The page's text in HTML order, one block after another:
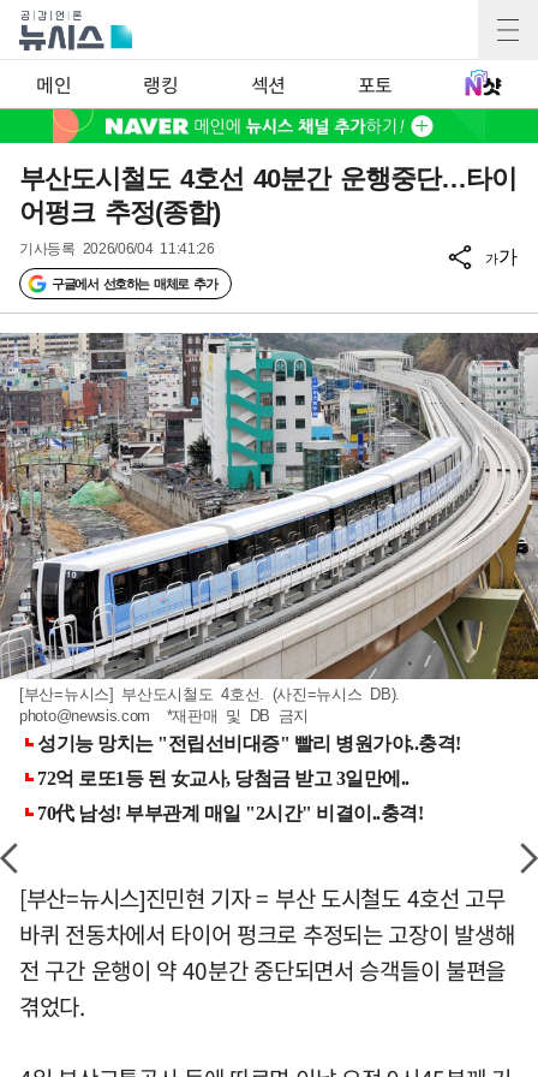
메인 랭킹 섹션 포토
부산도시철도 4호선 40분간 운행중단…타이
어펑크 추정(종합)
기사등록 2026/06/04 11:41:26
구글에서 선호하는 매체로 추가
가가
[부산=뉴시스] 부산도시철도 4호선. (사진=뉴시스 DB).
photo@newsis.com *재판매 및 DB 금지
[부산=뉴시스]진민현 기자 = 부산 도시철도 4호선 고무
바퀴 전동차에서 타이어 펑크로 추정되는 고장이 발생해
전 구간 운행이 약 40분간 중단되면서 승객들이 불편을
겪었다.